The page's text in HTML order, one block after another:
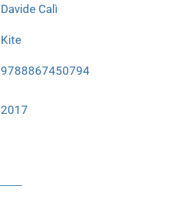
Davide Calì
Kite
9788867450794
2017